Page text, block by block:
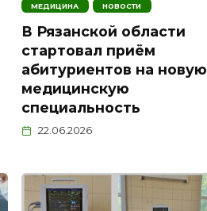
МЕДИЦИНА НОВОСТИ
В Рязанской области
стартовал приём
абитуриентов на новую
медицинскую
специальность
22.06.2026